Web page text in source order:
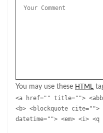
You may use these HTML
<a href="" title="">
<b> <blockquote cite="">
datetime=""> <em> <i>